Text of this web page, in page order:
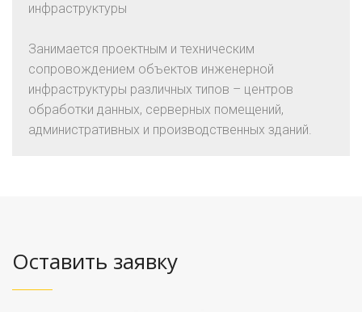
инфраструктуры
Занимается проектным и техническим
сопровождением объектов инженерной
инфраструктуры различных типов – центров
обработки данных, серверных помещений,
административных и производственных зданий.
Оставить заявку